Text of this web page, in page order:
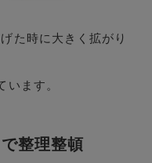
た時に大きく拡がり
います。
整理整頓